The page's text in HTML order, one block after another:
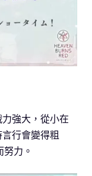
強大，從小在
行會變得粗
力。